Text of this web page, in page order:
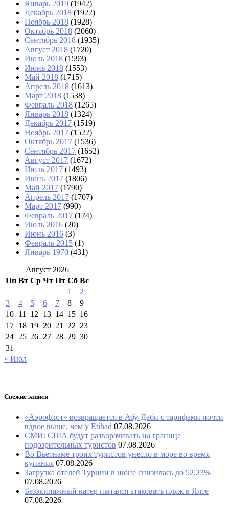
Январь 2019 (1942)
Декабрь 2018 (1922)
Ноябрь 2018 (1928)
Октябрь 2018 (2060)
Сентябрь 2018 (1935)
Август 2018 (1720)
Июль 2018 (1593)
Июнь 2018 (1553)
Май 2018 (1715)
Апрель 2018 (1613)
Март 2018 (1538)
Февраль 2018 (1265)
Январь 2018 (1324)
Декабрь 2017 (1519)
Ноябрь 2017 (1522)
Октябрь 2017 (1536)
Сентябрь 2017 (1652)
Август 2017 (1672)
Июль 2017 (1493)
Июнь 2017 (1806)
Май 2017 (1790)
Апрель 2017 (1707)
Март 2017 (990)
Февраль 2017 (174)
Июль 2016 (20)
Июнь 2016 (3)
Февраль 2015 (1)
Январь 1970 (431)
Август 2026
Пн Вт Ср Чт Пт Сб Вс
1
2
3
4 5 6 7 8
9
10 11 12 13 14 15 16
17 18 19 20 21 22 23
24 25 26 27 28 29 30
31
« Июл
Свежие записи
«Аэрофлот» возвращается в Абу-Даби с тарифами почти
вдвое выше, чем у Etihad 07.08.2026
СМИ: США будут разворачивать на границе
подозрительных туристов 07.08.2026
Во Вьетнаме троих туристов унесло в море во время
купания 07.08.2026
Загрузка отелей Турции в июне снизилась до 52,23%
07.08.2026
Безэкипажный катер пытался атаковать пляж в Ялте
07.08.2026